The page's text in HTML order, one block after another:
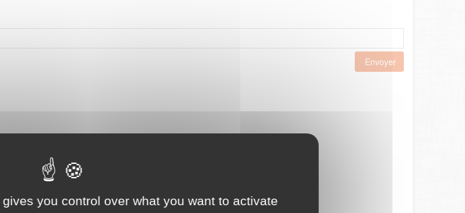
you control over what you want to activate
Envoyer